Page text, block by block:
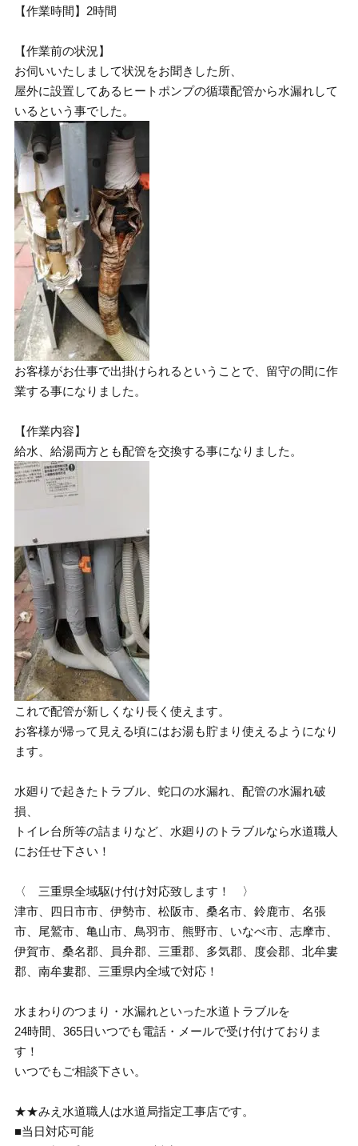
【作業時間】2時間
【作業前の状況】
お伺いいたしまして状況をお聞きした所、
屋外に設置してあるヒートポンプの循環配管から水漏れして
いるという事でした。
お客様がお仕事で出掛けられるということで、留守の間に作
業する事になりました。
【作業内容】
給水、給湯両方とも配管を交換する事になりました。
これで配管が新しくなり長く使えます。
お客様が帰って見える頃にはお湯も貯まり使えるようになり
ます。
水廻りで起きたトラブル、蛇口の水漏れ、配管の水漏れ破
損、
トイレ台所等の詰まりなど、水廻りのトラブルなら水道職人
にお任せ下さい！
〈 三重県全域駆け付け対応致します！ 〉
津市、四日市市、伊勢市、松阪市、桑名市、鈴鹿市、名張
市、尾鷲市、亀山市、鳥羽市、熊野市、いなべ市、志摩市、
伊賀市、桑名郡、員弁郡、三重郡、多気郡、度会郡、北牟婁
郡、南牟婁郡、三重県内全域で対応！
水まわりのつまり・水漏れといった水道トラブルを
24時間、365日いつでも電話・メールで受け付けておりま
す！
いつでもご相談下さい。
★★みえ水道職人は水道局指定工事店です。
■当日対応可能